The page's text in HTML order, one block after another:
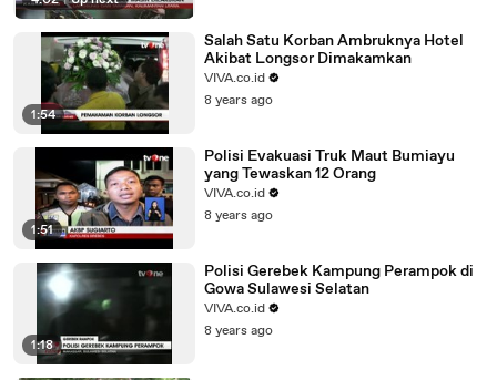
1:54
Salah Satu Korban Ambruknya Hotel
Akibat Longsor Dimakamkan
VIVA.co.id
8 years ago
1:51
Polisi Evakuasi Truk Maut Bumiayu
yang Tewaskan 12 Orang
VIVA.co.id
8 years ago
1:18
Polisi Gerebek Kampung Perampok di
Gowa Sulawesi Selatan
VIVA.co.id
8 years ago